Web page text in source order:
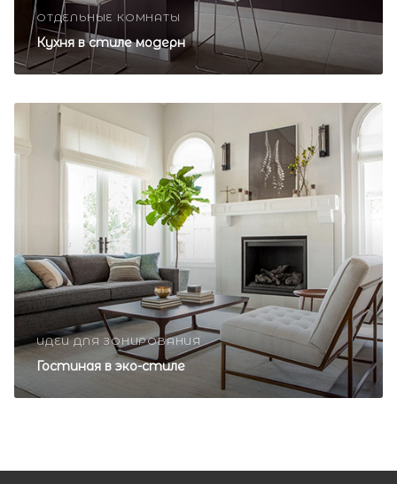
ОТДЕЛЬНЫЕ КОМНАТЫ
Кухня в стиле модерн
ИДЕИ ДЛЯ ЗОНИРОВАНИЯ
Гостиная в эко-стиле